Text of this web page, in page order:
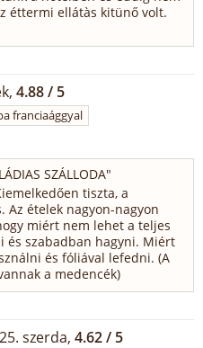
éttermi ellátàs kitünő volt.
4.88 / 5
franciaággyal
SZÁLLODA"
tiszta, a
Az ételek nagyon-nagyon
miért nem lehet a teljes
és szabadban hagyni. Miért
és fóliával lefedni. (A
a medencék)
szerda, 4.62 / 5